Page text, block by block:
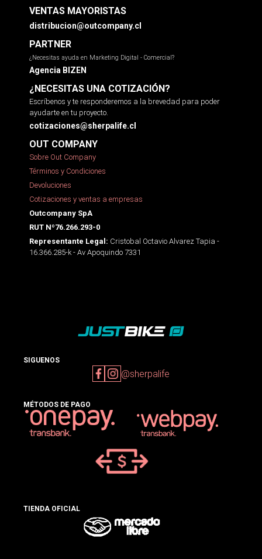
VENTAS MAYORISTAS
distribucion@outcompany.cl
PARTNER
¿Necesitas ayuda en Marketing Digital - Comercial?
Agencia BIZEN
¿NECESITAS UNA COTIZACIÓN?
Escríbenos y te responderemos a la brevedad para poder
ayudarte en tu proyecto.
cotizaciones@sherpalife.cl
OUT COMPANY
Sobre Out Company
Términos y Condiciones
Devoluciones
Cotizaciones y ventas a empresas
Outcompany SpA
RUT Nº76.266.293-0
Representante Legal: Cristobal Octavio Alvarez Tapia -
16.366.285-k - Av Apoquindo 7331
SIGUENOS
@sherpalife
MÉTODOS DE PAGO
TIENDA OFICIAL